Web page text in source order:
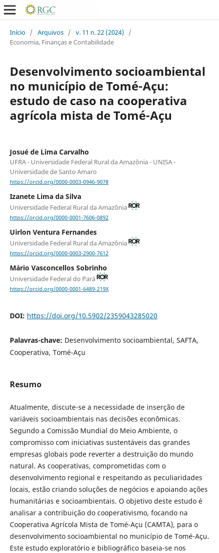
Início / Arquivos / v. 11 n. 22 (2024)
/
Economia, Finanças e Contabilidade
Desenvolvimento socioambiental
no município de Tomé-Açu:
estudo de caso na cooperativa
agrícola mista de Tomé-Açu
Josué de Lima Carvalho
UFRA - Universidade Federal Rural da Amazônia - UNISA -
Universidade de Santo Amaro
https://orcid.org/0000-0003-0946-9078
Izanete Lima da Silva
Universidade Federal Rural da Amazônia
https://orcid.org/0000-0001-7606-0892
Uirlon Ventura Fernandes
Universidade Federal Rural da Amazônia
https://orcid.org/0000-0003-2900-7612
Mário Vasconcellos Sobrinho
Universidade Federal do Pará
https://orcid.org/0000-0001-6489-219X
DOI: https://doi.org/10.5902/2359043285020
Palavras-chave: Desenvolvimento socioambiental, SAFTA,
Cooperativa, Tomé-Açu
Resumo
Atualmente, discute-se a necessidade de inserção de
variáveis socioambientais nas decisões econômicas.
Segundo a Comissão Mundial do Meio Ambiente, o
compromisso com iniciativas sustentáveis das grandes
empresas globais pode reverter a destruição do mundo
natural. As cooperativas, comprometidas com o
desenvolvimento regional e respeitando as peculiaridades
locais, estão criando soluções de negócios e apoiando ações
humanitárias e socioambientais. O objetivo deste estudo é
analisar a contribuição do cooperativismo, focando na
Cooperativa Agrícola Mista de Tomé-Açu (CAMTA), para o
desenvolvimento socioambiental no município de Tomé-Açu.
Este estudo exploratório e bibliográfico baseia-se nos